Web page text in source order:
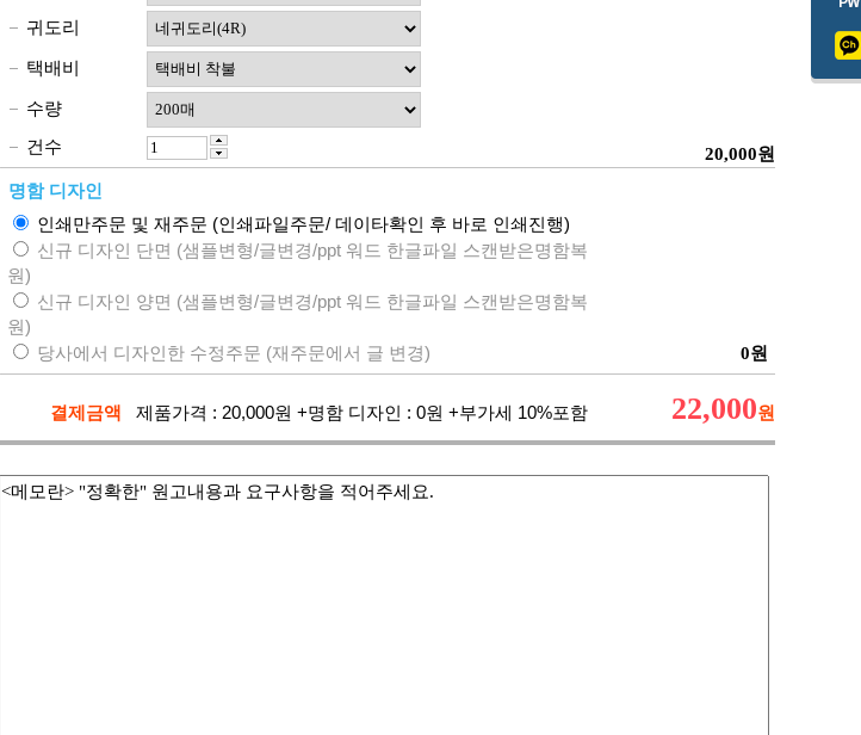
귀도리
택배비
수량
건수
20,000원
명함 디자인
인쇄만주문 및 재주문 (인쇄파일주문/ 데이타확인 후 바로 인쇄진행)
신규 디자인 단면 (샘플변형/글변경/ppt 워드 한글파일 스캔받은명함복
원)
신규 디자인 양면 (샘플변형/글변경/ppt 워드 한글파일 스캔받은명함복
원)
당사에서 디자인한 수정주문 (재주문에서 글 변경)
0원
결제금액 제품가격 : 20,000원 +명함 디자인 : 0원 +부가세 10%포함 22,000원
<메모란> "정확한" 원고내용과 요구사항을 적어주세요.